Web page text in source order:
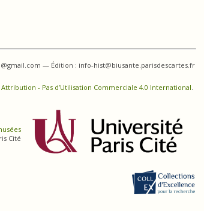
— Édition : info-hist@biusante.parisdescartes.fr
- Pas d’Utilisation Commerciale 4.0 International.
Cité